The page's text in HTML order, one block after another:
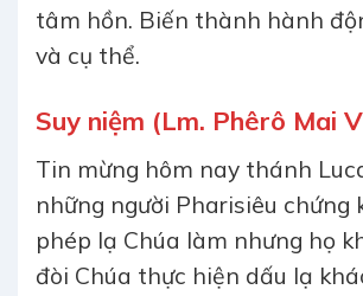
tâm hồn. Biến thành hành
và cụ thể.
Suy niệm (Lm. Phêrô Mai
Tin mừng hôm nay thánh
những người Pharisiêu chứng
phép lạ Chúa làm nhưng họ
đòi Chúa thực hiện dấu lạ